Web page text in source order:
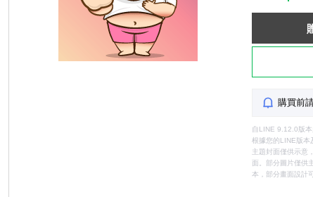
購買前
自LINE 9.12.0版
根據您的LINE版本
主題封面僅供示意
面。部分圖片僅供
本，部分畫面設計